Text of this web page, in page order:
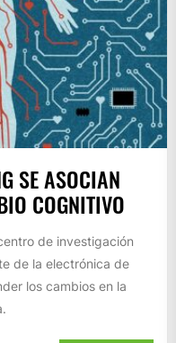
SE ASOCIAN
COGNITIVO
de investigación
de la electrónica de
los cambios en la